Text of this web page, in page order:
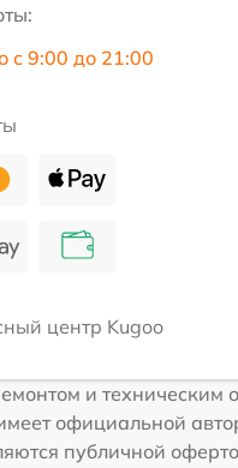
с 9:00 до 21:00
центр Kugoo
и техническим
официальной
публичной